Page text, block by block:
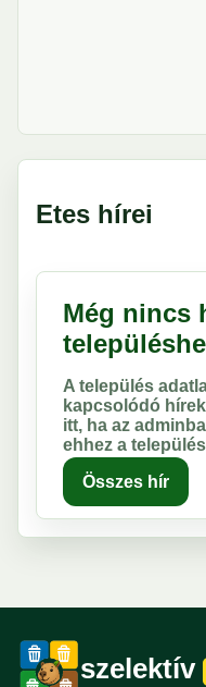
Etes hírei
Még nincs
A település
kapcsolódó
itt, ha az
ehhez a
Összes hír
szelektív